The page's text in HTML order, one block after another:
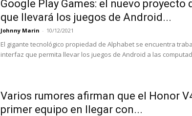
Google Play Games: el nuevo proyecto
que llevará los juegos de Android...
Johnny Marin - 10/12/2021
El gigante tecnológico propiedad de Alphabet se encuentra
interfaz que permita llevar los juegos de Android a las
Varios rumores afirman que el Honor
primer equipo en llegar con...